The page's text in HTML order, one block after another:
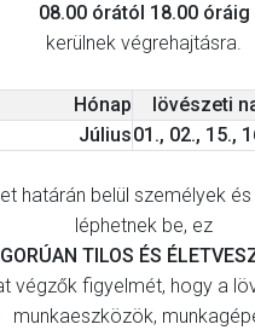
08.00 órától 18.00 óráig
kerülnek végrehajtásra.
Hónap
lövészeti
Július01., 02., 15.,
határán belül személyek
léphetnek be, ez
TILOS ÉS
végzők figyelmét, hogy a
munkaeszközök,